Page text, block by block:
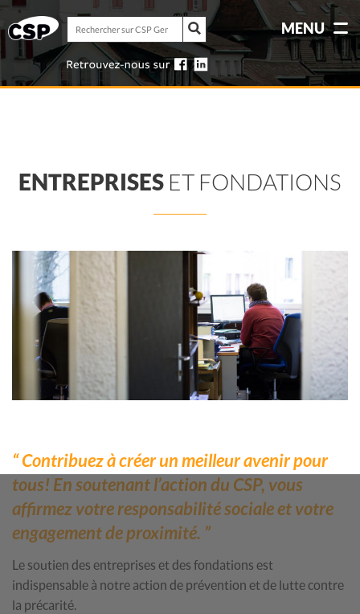
Rechercher
sur
CSP
Genève
Rechercher
CSP
Genève
MENU
ENTREPRISES ET FONDATIONS
Contribuez à créer un meilleur avenir pour
tous! En soutenant l’action du CSP, vous
affirmez votre responsabilité sociale et votre
engagement de proximité.
Le soutien des entreprises et des fondations est
indispensable à notre action de prévention et de lutte contre
la précarité.